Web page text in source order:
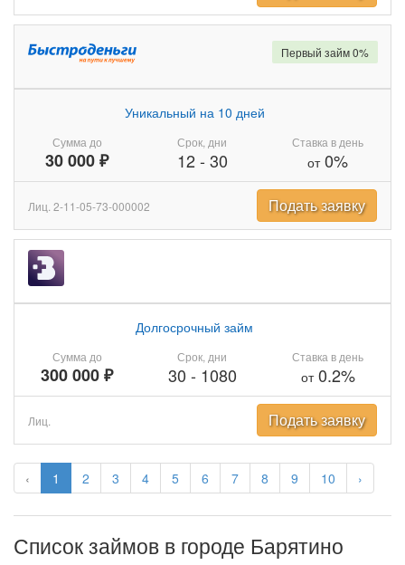
‹ 1 2 3 4 5 6 7 8 9 10 ›
Сумма до
30 000 ₽
Уникальный на 10 дней
Срок, дни
12- 30
Ставка в день
от0%
Первый займ 0%
Лиц. 2-11-05-73-000002 Подать заявку
Сумма до
300 000 ₽
Долгосрочный займ
Срок, дни
30 - 1080
Ставка в день
от0.2%
Лиц. Подать заявку
Список займов в городе Барятино